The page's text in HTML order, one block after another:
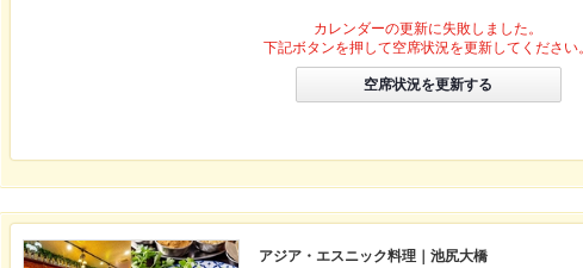
カレンダーの更新に失敗しました。
下記ボタンを押して空席状況を更新してください。
空席状況を更新する
アジア・エスニック料理｜池尻大橋